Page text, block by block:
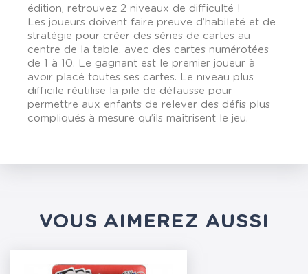
édition, retrouvez 2 niveaux de difficulté !
Les joueurs doivent faire preuve d’habileté et de
stratégie pour créer des séries de cartes au
centre de la table, avec des cartes numérotées
de 1 à 10. Le gagnant est le premier joueur à
avoir placé toutes ses cartes. Le niveau plus
difficile réutilise la pile de défausse pour
permettre aux enfants de relever des défis plus
compliqués à mesure qu’ils maîtrisent le jeu.
VOUS AIMEREZ AUSSI